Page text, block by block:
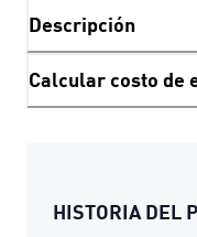
Descripción
Calcular costo de
HISTORIA DEL